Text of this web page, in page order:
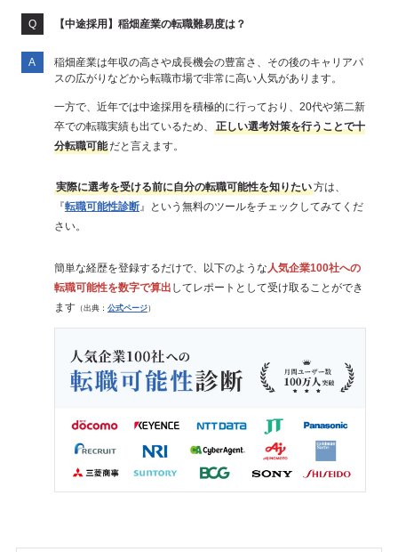
【中途採用】稲畑産業の転職難易度は？
稲畑産業は年収の高さや成長機会の豊富さ、その後のキャリアパ
スの広がりなどから転職市場で非常に高い人気があります。
一方で、近年では中途採用を積極的に行っており、20代や第二新
卒での転職実績も出ているため、
正しい選考対策を行うことで十
分転職可能だと言えます。
実際に選考を受ける前に自分の転職可能性を知りたい方は、
『転職可能性診断』という無料のツールをチェックしてみてくだ
さい。
簡単な経歴を登録するだけで、以下のような人気企業100社への
転職可能性を数字で算出 してレポートとして受け取ることができ
ます（出典： 公式ページ）